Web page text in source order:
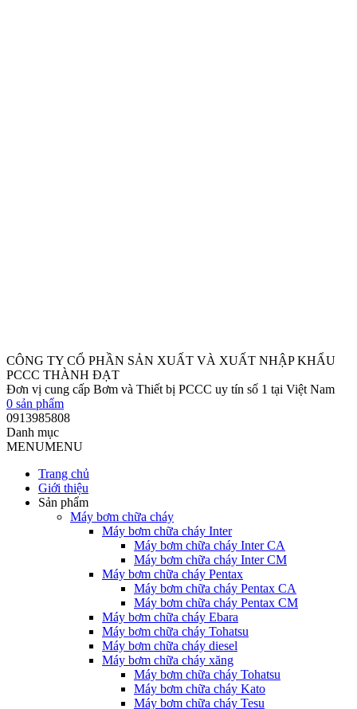
CÔNG TY CỔ PHẦN SẢN XUẤT VÀ XUẤT NHẬP KHẨU
PCCC THÀNH ĐẠT
Đơn vị cung cấp Bơm và Thiết bị PCCC uy tín số 1 tại Việt Nam
0 sản phẩm
0913985808
Danh mục
MENUMENU
Trang chủ
Giới thiệu
Sản phẩm
Máy bơm chữa cháy
Máy bơm chữa cháy Inter
Máy bơm chữa cháy Inter CA
Máy bơm chữa cháy Inter CM
Máy bơm chữa cháy Pentax
Máy bơm chữa cháy Pentax CA
Máy bơm chữa cháy Pentax CM
Máy bơm chữa cháy Ebara
Máy bơm chữa cháy Tohatsu
Máy bơm chữa cháy diesel
Máy bơm chữa cháy xăng
Máy bơm chữa cháy Tohatsu
Máy bơm chữa cháy Kato
Máy bơm chữa cháy Tesu